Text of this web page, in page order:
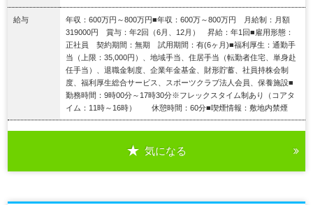
給与
年収：600万円～800万円■年収：600万～800万円 月給制：月額
319000円 賞与：年2回（6月、12月） 昇給：年1回■雇用形態：
正社員 契約期間：無期 試用期間：有(6ヶ月)■福利厚生：通勤手
当（上限：35,000円）、地域手当、住居手当（転勤者住宅、単身赴
任手当）、退職金制度、企業年金基金、財形貯蓄、社員持株会制
度、福利厚生総合サービス、スポーツクラブ法人会員、保養施設■
勤務時間：9時00分～17時30分※フレックスタイム制あり（コアタ
イム：11時～16時） 休憩時間：60分■喫煙情報：敷地内禁煙
気になる